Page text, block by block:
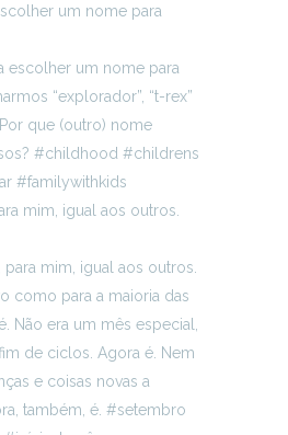
um nome para
mim, igual aos outros.